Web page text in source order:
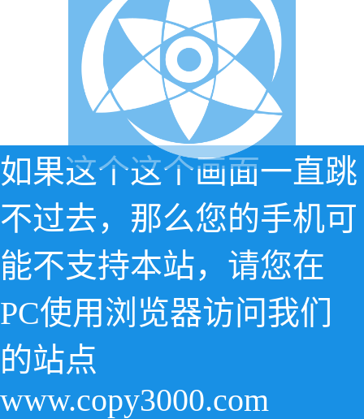
如果这个这个画面一直跳
不过去，那么您的手机可
能不支持本站，请您在
PC使用浏览器访问我们
的站点
www.copy3000.com